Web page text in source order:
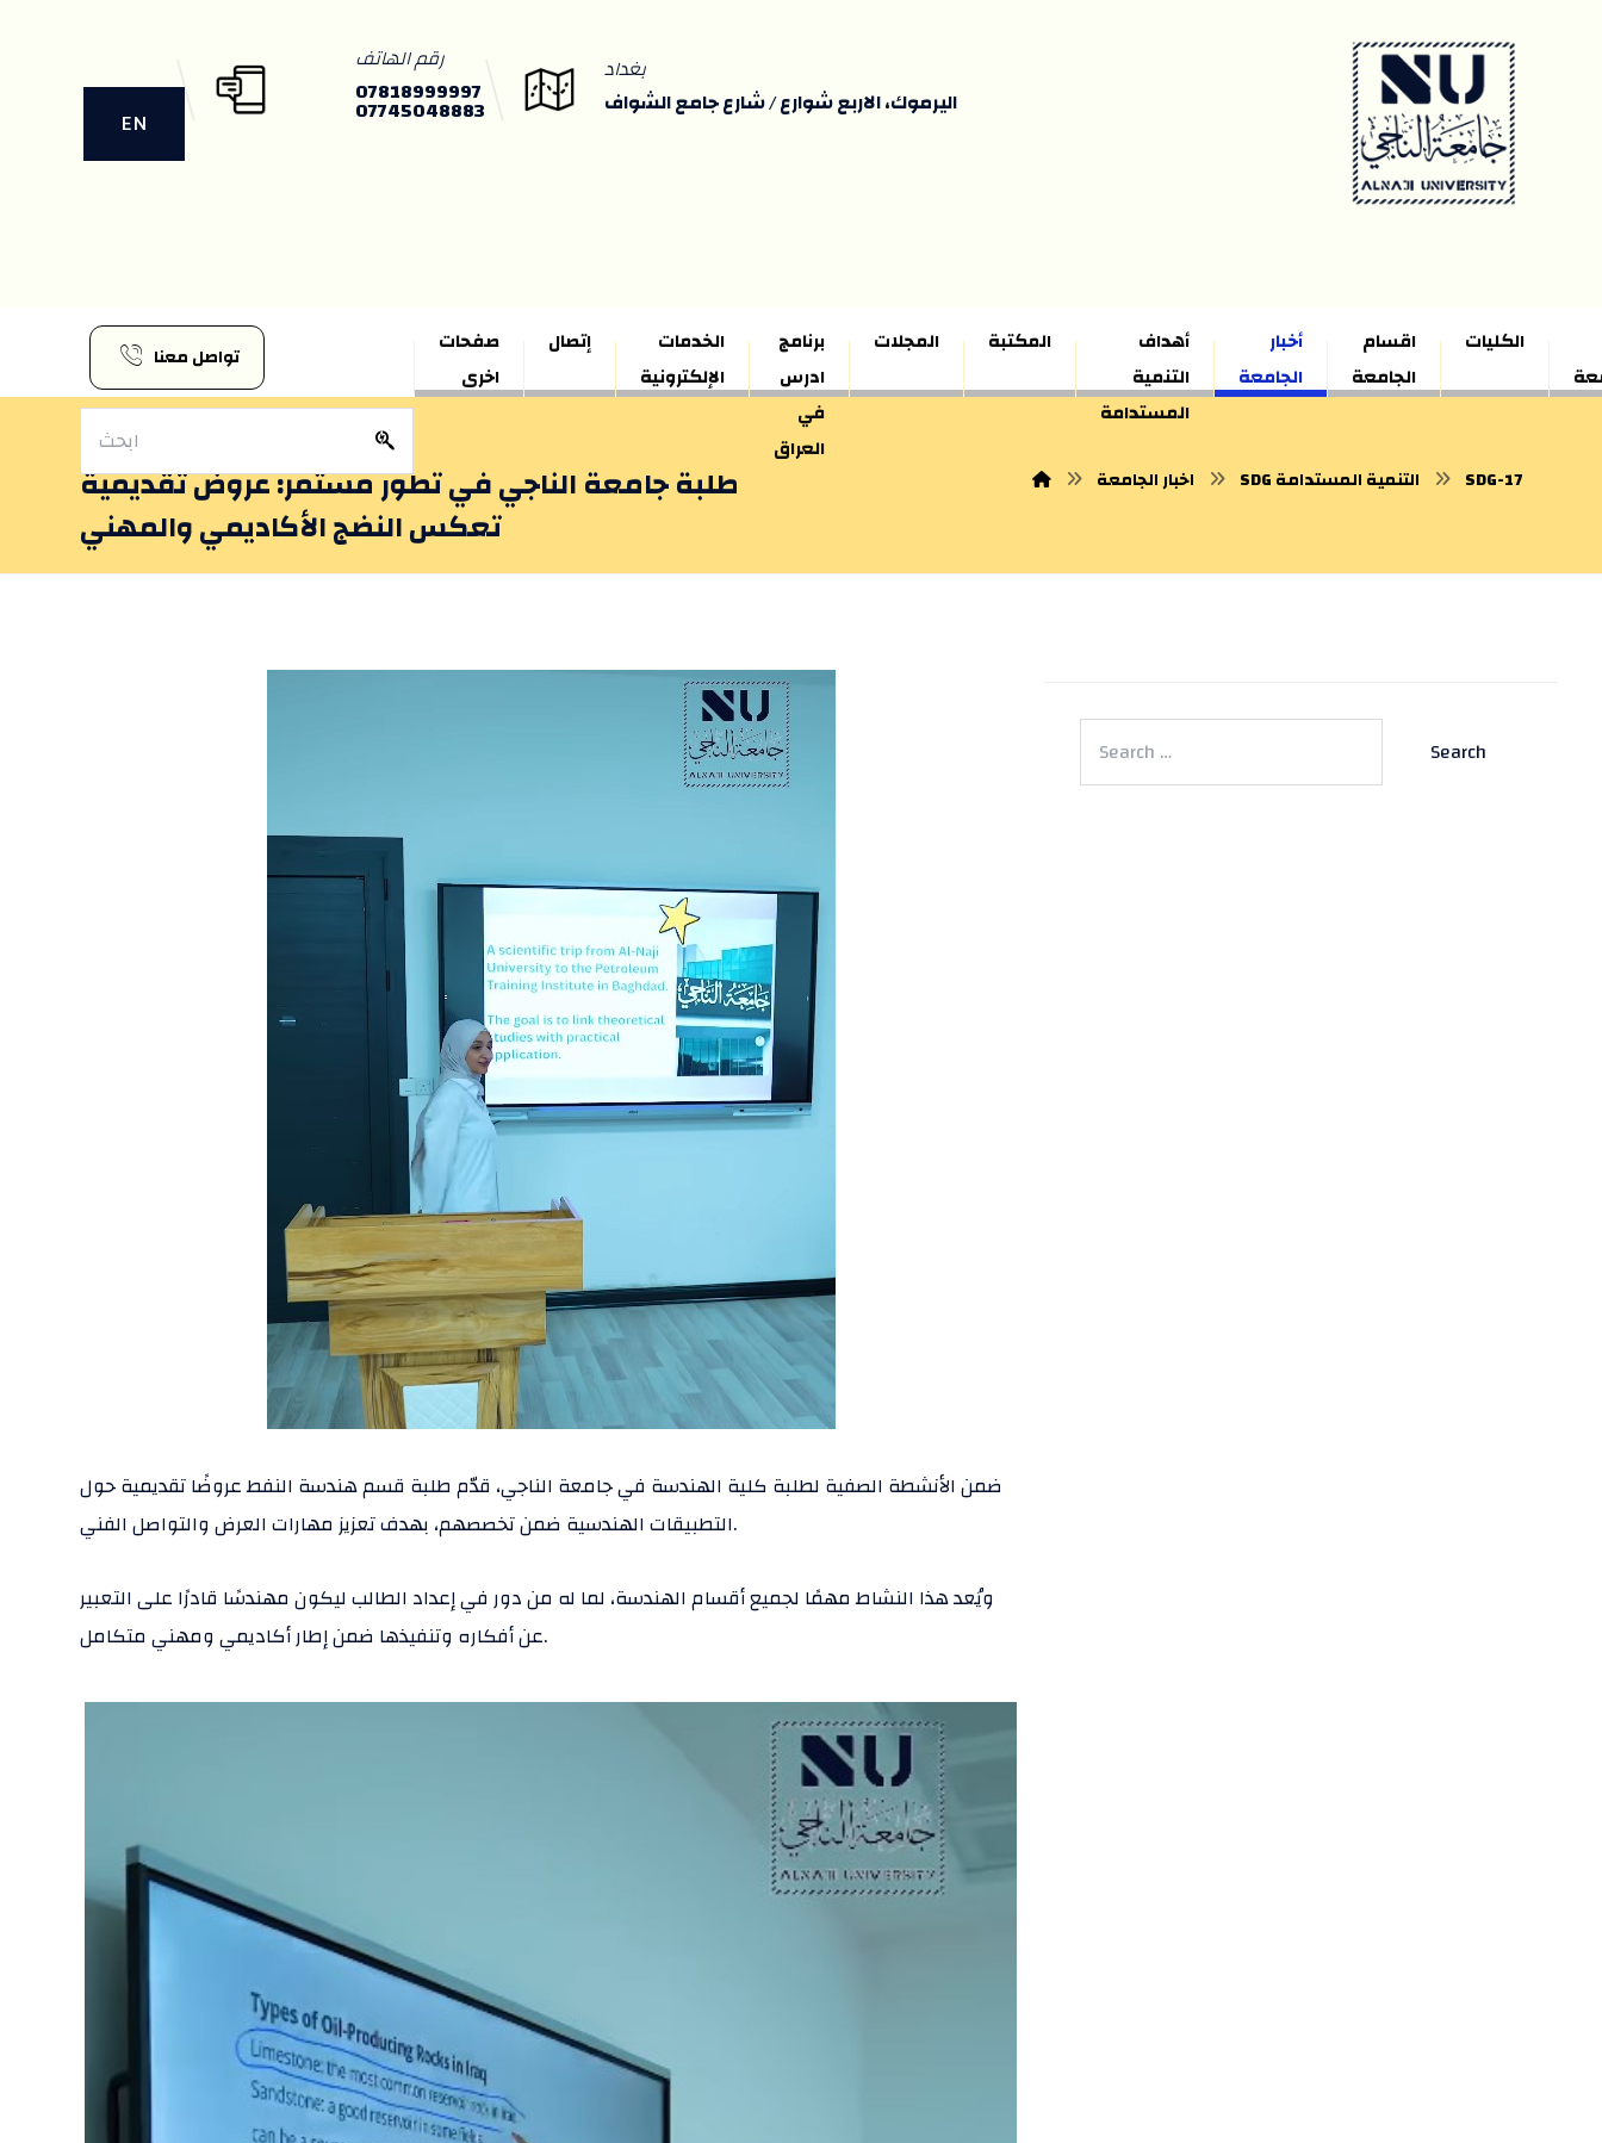
EN
بغداد
اليرموك، الاربع شوارع / شارع جامع الشواف
رقم الهاتف
07818999997
07745048883
تواصل معنا الكليات
اقسام
الجامعة
أخبار
الجامعة
أهداف
التنمية
المستدامة
المكتبة المجلات
برنامج
ادرس
في
العراق
الخدمات
الإلكترونية
إتصال
صفحات
اخرى
طلبة جامعة الناجي في تطور مستمر: عروض تقديمية
تعكس النضج الأكاديمي والمهني
اخبار الجامعة SDG التنمية المستدامة SDG-17
ضمن الأنشطة الصفية لطلبة كلية الهندسة في جامعة الناجي، قدّم طلبة قسم هندسة النفط عروضًا تقديمية حول
التطبيقات الهندسية ضمن تخصصهم، بهدف تعزيز مهارات العرض والتواصل الفني.
ويُعد هذا النشاط مهمًا لجميع أقسام الهندسة، لما له من دور في إعداد الطالب ليكون مهندسًا قادرًا على التعبير
عن أفكاره وتنفيذها ضمن إطار أكاديمي ومهني متكامل.